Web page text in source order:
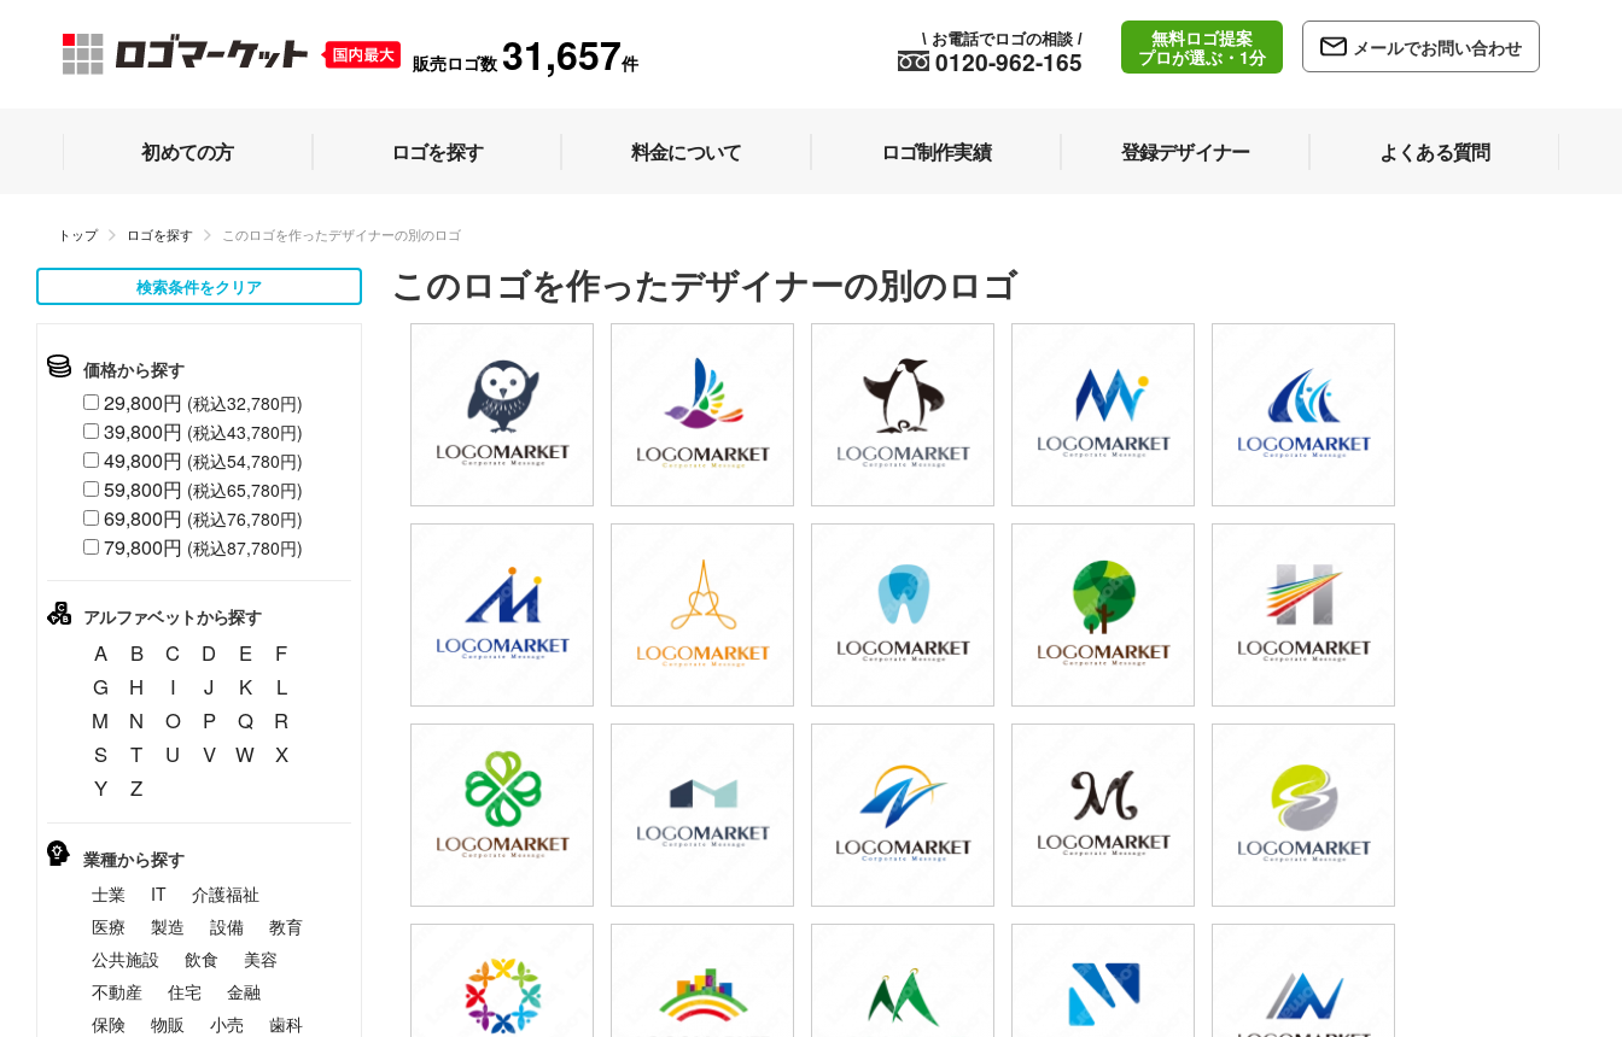
販売ロゴ数 31,657件 0120-962-165
\ お電話でロゴの相談 /
無料ロゴ提案
プロが選ぶ・1分
メールでお問い合わせ
初めての方 ロゴを探す 料金について ロゴ制作実績 登録デザイナー よくある質問
トップ ロゴを探す このロゴを作ったデザイナーの別のロゴ
検索条件をクリア
価格から探す
29,800円 (税込32,780円)
39,800円 (税込43,780円)
49,800円 (税込54,780円)
59,800円 (税込65,780円)
69,800円 (税込76,780円)
79,800円 (税込87,780円)
アルファベットから探す
A B C D E
F
G
H I J K
L
M
N O P Q
R
S
T U V W
X
Y
Z
業種から探す
士業
IT
介護福祉
医療
製造 設備
教育
公共施設
飲食
美容
不動産
住宅
金融
保険
物販 小売
歯科
このロゴを作ったデザイナーの別のロゴ
79,800円
(税込87,780円)
59,800円
(税込65,780円)
79,800円
(税込87,780円)
59,800円
(税込65,780円)
59,800円
(税込65,780円)
59,800円
(税込65,780円) (税込87,780円)
59,800円
(税込65,780円)
69,800円
(税込76,780円)
59,800円
(税込65,780円)
49,800円
(税込54,780円)
59,800円
(税込65,780円)
49,800円
(税込54,780円)
59,800円
(税込65,780円)
49,800円
(税込54,780円)